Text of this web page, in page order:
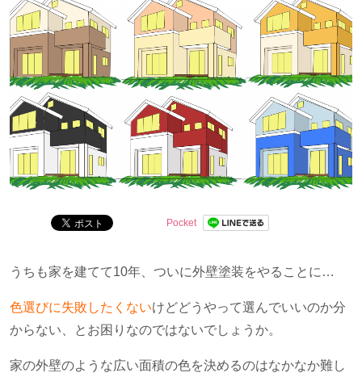
Pocket
うちも家を建てて10年、ついに外壁塗装をやることに…
色選びに失敗したくないけどどうやって選んでいいのか分
からない、とお困りなのではないでしょうか。
家の外壁のような広い面積の色を決めるのはなかなか難し